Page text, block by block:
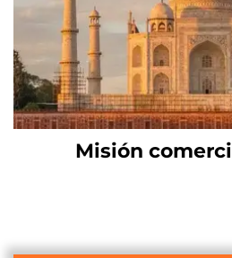
Misión